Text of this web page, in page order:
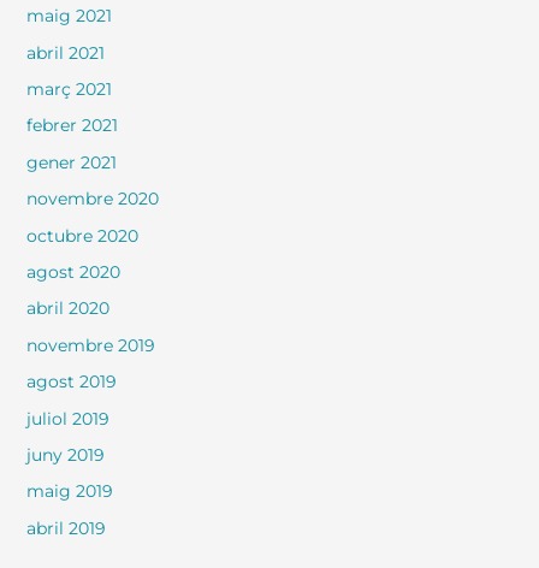
maig 2021
abril 2021
març 2021
febrer 2021
gener 2021
novembre 2020
octubre 2020
agost 2020
abril 2020
novembre 2019
agost 2019
juliol 2019
juny 2019
maig 2019
abril 2019